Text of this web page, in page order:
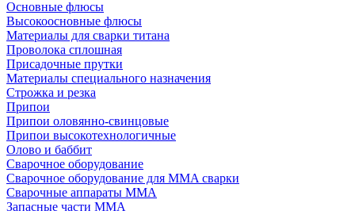
Основные флюсы
Высокоосновные флюсы
Материалы для сварки титана
Проволока сплошная
Присадочные прутки
Материалы специального назначения
Строжка и резка
Припои
Припои оловянно-свинцовые
Припои высокотехнологичные
Олово и баббит
Сварочное оборудование
Сварочное оборудование для MMA сварки
Сварочные аппараты MMA
Запасные части MMA